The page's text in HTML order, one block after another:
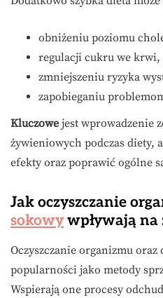
obniżeniu poziomu
regulacji cukru we krwi,
zmniejszeniu ryzyka
zapobieganiu
Kluczowe jest wprowadzenie
żywieniowych podczas diety,
efekty oraz poprawić ogólne
Jak oczyszczanie
sokowy wpływają na
Oczyszczanie organizmu oraz
popularności jako metody
Wspierają one procesy